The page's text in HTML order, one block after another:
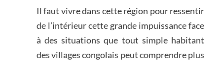
Il faut vivre dans cette région pour ressentir
de l’intérieur cette grande impuissance face
à des situations que tout simple habitant
des villages congolais peut comprendre plus